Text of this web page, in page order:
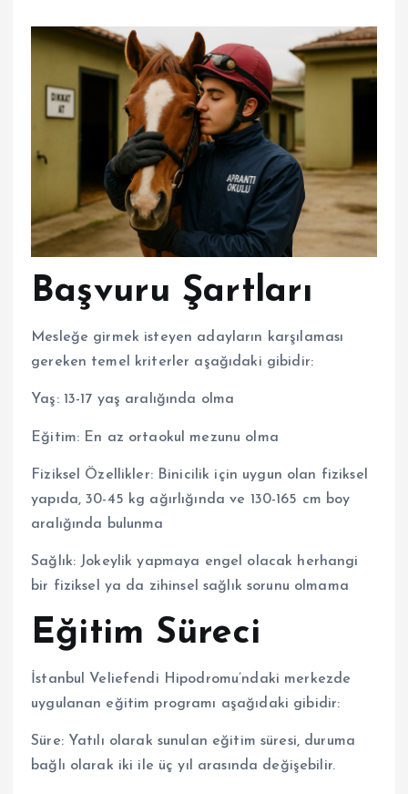
Başvuru Şartları
Mesleğe girmek isteyen adayların karşılaması
gereken temel kriterler aşağıdaki gibidir:
Yaş: 13-17 yaş aralığında olma
Eğitim: En az ortaokul mezunu olma
Fiziksel Özellikler: Binicilik için uygun olan fiziksel
yapıda, 30-45 kg ağırlığında ve 130-165 cm boy
aralığında bulunma
Sağlık: Jokeylik yapmaya engel olacak herhangi
bir fiziksel ya da zihinsel sağlık sorunu olmama
Eğitim Süreci
İstanbul Veliefendi Hipodromu’ndaki merkezde
uygulanan eğitim programı aşağıdaki gibidir:
Süre: Yatılı olarak sunulan eğitim süresi, duruma
bağlı olarak iki ile üç yıl arasında değişebilir.